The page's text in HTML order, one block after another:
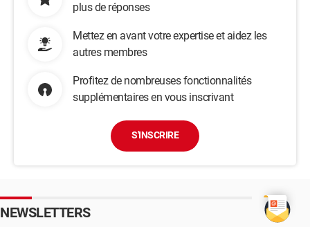
plus de réponses
Mettez en avant votre expertise et aidez les
autres membres
Profitez de nombreuses fonctionnalités
supplémentaires en vous inscrivant
S'INSCRIRE
NEWSLETTERS